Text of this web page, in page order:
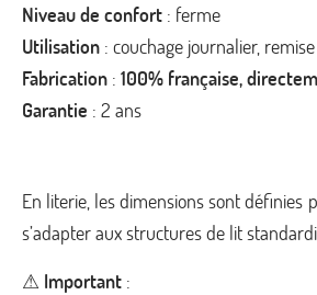
Niveau de confort : ferme
Utilisation : couchage journalier,
Fabrication : 100% française,
Garantie : 2 ans
En literie, les dimensions sont définies
s’adapter aux structures de lit
⚠ Important :